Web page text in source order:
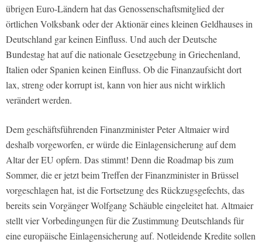
übrigen Euro-Ländern hat das Genossenschaftsmitglied der
örtlichen Volksbank oder der Aktionär eines kleinen Geldhauses in
Deutschland gar keinen Einfluss. Und auch der Deutsche
Bundestag hat auf die nationale Gesetzgebung in Griechenland,
Italien oder Spanien keinen Einfluss. Ob die Finanzaufsicht dort
lax, streng oder korrupt ist, kann von hier aus nicht wirklich
verändert werden.
Dem geschäftsführenden Finanzminister Peter Altmaier wird
deshalb vorgeworfen, er würde die Einlagensicherung auf dem
Altar der EU opfern. Das stimmt! Denn die Roadmap bis zum
Sommer, die er jetzt beim Treffen der Finanzminister in Brüssel
vorgeschlagen hat, ist die Fortsetzung des Rückzugsgefechts, das
bereits sein Vorgänger Wolfgang Schäuble eingeleitet hat. Altmaier
stellt vier Vorbedingungen für die Zustimmung Deutschlands für
eine europäische Einlagensicherung auf. Notleidende Kredite sollen